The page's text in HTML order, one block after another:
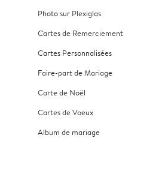
Photo sur Plexiglas
Cartes de Remerciement
Cartes Personnalisées
Faire-part de Mariage
Carte de Noël
Cartes de Voeux
Album de mariage